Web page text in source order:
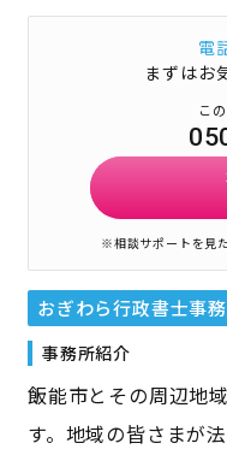
電
まずはお
こ
※相談サポートを見
おぎわら行政書士事
事務所紹介
飯能市とその周辺地
す。地域の皆さまが